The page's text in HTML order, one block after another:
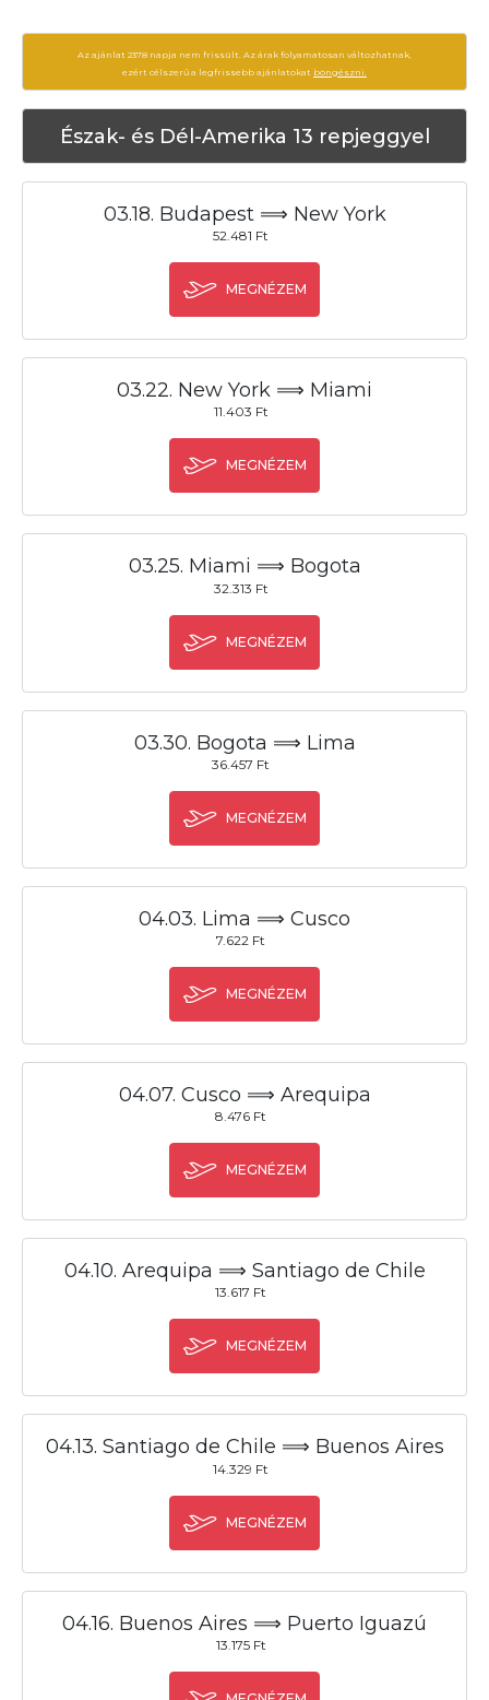
Az ajánlat 2378 napja nem frissült. Az árak folyamatosan változhatnak,
ezért célszerű a legfrissebb ajánlatokat böngészni.
Észak- és Dél-Amerika 13 repjeggyel
03.18. Budapest ⟹ New York
52.481 Ft
MEGNÉZEM
03.22. New York ⟹ Miami
11.403 Ft
MEGNÉZEM
03.25. Miami ⟹ Bogota
32.313 Ft
MEGNÉZEM
03.30. Bogota ⟹ Lima
36.457 Ft
MEGNÉZEM
04.03. Lima ⟹ Cusco
7.622 Ft
MEGNÉZEM
04.07. Cusco ⟹ Arequipa
8.476 Ft
MEGNÉZEM
04.10. Arequipa ⟹ Santiago de Chile
13.617 Ft
MEGNÉZEM
04.13. Santiago de Chile ⟹ Buenos Aires
14.329 Ft
MEGNÉZEM
04.16. Buenos Aires ⟹ Puerto Iguazú
13.175 Ft